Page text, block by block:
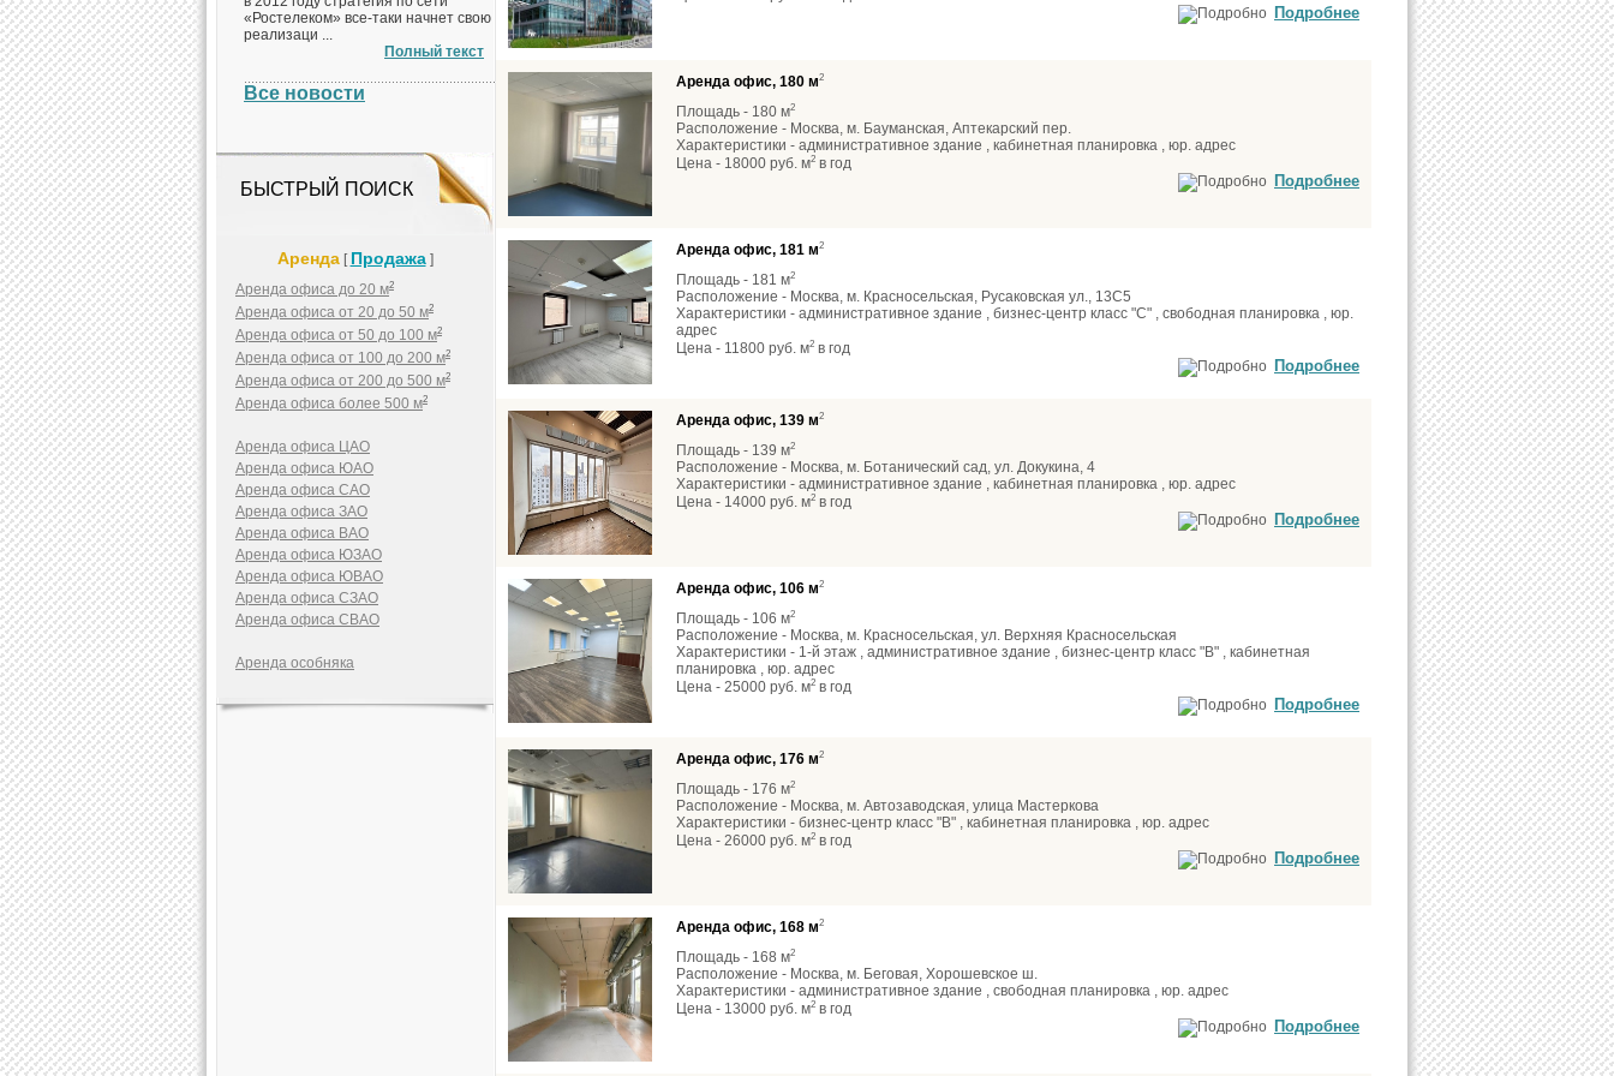
«Ростелеком» все-таки начнет свою
реализаци ...
Полный текст
Все новости
БЫСТРЫЙ ПОИСК
Аренда[ Продажа]
Аренда офиса до 20 м2
Аренда офиса от 20 до 50 м2
Аренда офиса от 50 до 100 м2
Аренда офиса от 100 до 200 м2
Аренда офиса от 200 до 500 м2
Аренда офиса более 500 м2
Аренда офиса ЦАО
Аренда офиса ЮАО
Аренда офиса САО
Аренда офиса ЗАО
Аренда офиса ВАО
Аренда офиса ЮЗАО
Аренда офиса ЮВАО
Аренда офиса СЗАО
Аренда офиса СВАО
Аренда особняка
Подробнее
Аренда офис, 180 м2
Площадь - 180 м2
Расположение - Москва, м. Бауманская, Аптекарский пер.
Характеристики - административное здание , кабинетная планировка , юр. адрес
Цена - 18000 руб. м2 в год
Подробнее
Аренда офис, 181 м2
Площадь - 181 м2
Расположение - Москва, м. Красносельская, Русаковская ул., 13С5
Характеристики - административное здание , бизнес-центр класс "С" , свободная планировка , юр.
адрес
Цена - 11800 руб. м2 в год
Подробнее
Аренда офис, 139 м2
Площадь - 139 м2
Расположение - Москва, м. Ботанический сад, ул. Докукина, 4
Характеристики - административное здание , кабинетная планировка , юр. адрес
Цена - 14000 руб. м2 в год
Подробнее
Аренда офис, 106 м2
Площадь - 106 м2
Расположение - Москва, м. Красносельская, ул. Верхняя Красносельская
Характеристики - 1-й этаж , административное здание , бизнес-центр класс "В" , кабинетная
планировка , юр. адрес
Цена - 25000 руб. м2 в год
Подробнее
Аренда офис, 176 м2
Площадь - 176 м2
Расположение - Москва, м. Автозаводская, улица Мастеркова
Характеристики - бизнес-центр класс "В" , кабинетная планировка , юр. адрес
Цена - 26000 руб. м2 в год
Подробнее
Аренда офис, 168 м2
Площадь - 168 м2
Расположение - Москва, м. Беговая, Хорошевское ш.
Характеристики - административное здание , свободная планировка , юр. адрес
Цена - 13000 руб. м2 в год
Подробнее